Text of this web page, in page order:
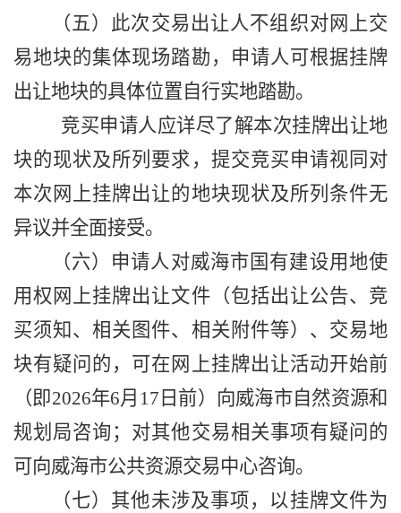
（五）此次交易出让人不组织对网上交
易地块的集体现场踏勘，申请人可根据挂牌
出让地块的具体位置自行实地踏勘。
竞买申请人应详尽了解本次挂牌出让地
块的现状及所列要求，提交竞买申请视同对
本次网上挂牌出让的地块现状及所列条件无
异议并全面接受。
（六）申请人对威海市国有建设用地使
用权网上挂牌出让文件（包括出让公告、竞
买须知、相关图件、相关附件等）、交易地
块有疑问的，可在网上挂牌出让活动开始前
（即2026年6月 17 日 前）向威海市自然资源和
规划局咨询；对其他交易相关事项有疑问的
可向威海市公共资源交易中心咨询。
（七）其他未涉及事项，以挂牌文件为